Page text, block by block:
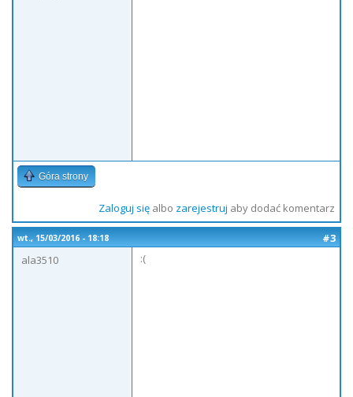
Góra strony
Zaloguj sięalbo zarejestruj aby dodać komentarz
wt., 15/03/2016 - 18:18
#3
ala3510
:(